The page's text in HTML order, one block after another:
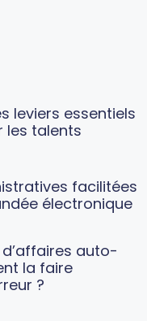
leviers essentiels
les talents
facilitées
électronique
auto-
la faire
?